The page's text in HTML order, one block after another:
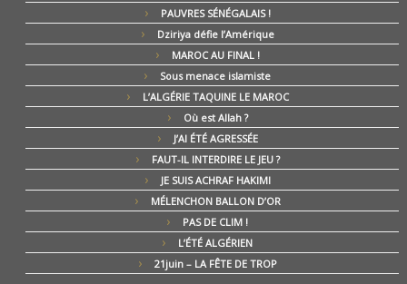
PAUVRES SÉNÉGALAIS !
Dziriya défie l’Amérique
MAROC AU FINAL !
Sous menace islamiste
L’ALGÉRIE TAQUINE LE MAROC
Où est Allah ?
J’AI ÉTÉ AGRESSÉE
FAUT-IL INTERDIRE LE JEU ?
JE SUIS ACHRAF HAKIMI
MÉLENCHON BALLON D’OR
PAS DE CLIM !
L’ÉTÉ ALGÉRIEN
21juin – LA FÊTE DE TROP